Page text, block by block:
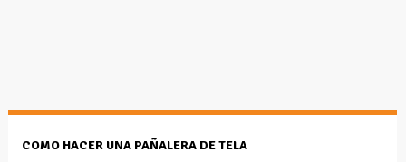
COMO HACER UNA PAÑALERA DE TELA